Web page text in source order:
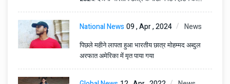
नौकरी के लिए कतार में हैं। वीडियो वायरल है
National News09 , Apr , 2024 News
पिछले महीने लापता हुआ भारतीय छात्र मोहम्मद अब्दुल
अरफात अमेरिका में मृत पाया गया